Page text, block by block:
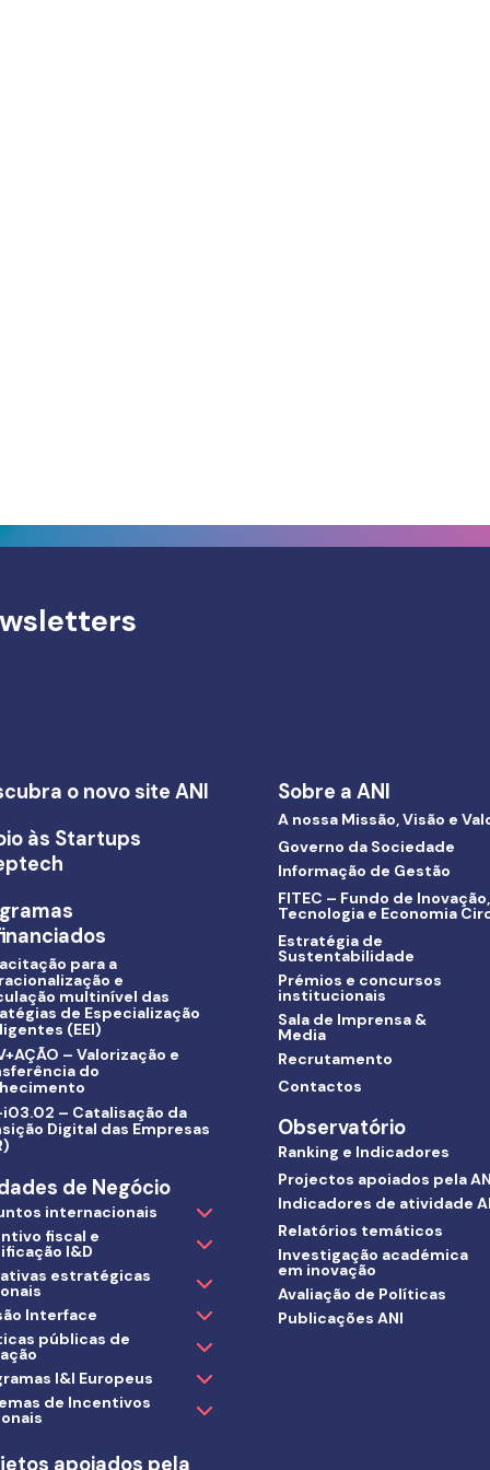
o novo site ANI
às Startups
para a
e
multinível das
de Especialização
(EEI)
– Valorização e
do
i03.02 – Catalisação da
Digital das Empresas
de Negócio
internacionais
fiscal e
I&D
estratégicas
Interface
públicas de
I&I Europeus
de Incentivos
Sobre a ANI
A nossa Missão, Visão e
Governo da Sociedade
Informação de Gestão
FITEC – Fundo de Inovação,
Tecnologia e Economia
Estratégia de
Sustentabilidade
Prémios e concursos
institucionais
Sala de Imprensa &
Media
Recrutamento
Contactos
Observatório
Ranking e Indicadores
Projectos apoiados pela
Indicadores de atividade
Relatórios temáticos
Investigação académica
em inovação
Avaliação de Políticas
Publicações ANI